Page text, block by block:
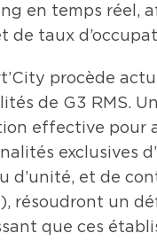
en temps réel,
de taux
procède
de G3 RMS.
effective pour
exclusives
et de
résoudront un
que ces